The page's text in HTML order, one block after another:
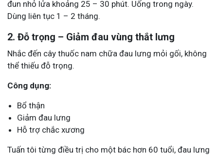
đun nhỏ lửa khoảng 25 – 30 phút. Uống trong ngày.
Dùng liên tục 1 – 2 tháng.
2. Đỗ trọng – Giảm đau vùng thắt lưng
Nhắc đến cây thuốc nam chữa đau lưng mỏi gối, không
thể thiếu đỗ trọng.
Công dụng:
Bổ thận
Giảm đau lưng
Hỗ trợ chắc xương
Tuấn tôi từng điều trị cho một bác hơn 60 tuổi, đau lưng